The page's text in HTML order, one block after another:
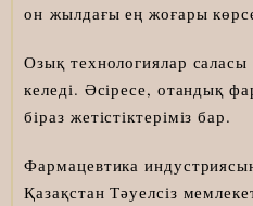
он жылдағы ең жоғары
Озық технологиялар
келеді. Әсіресе, отандық
біраз жетістіктеріміз бар.
Фармацевтика
Қазақстан Тәуелсіз